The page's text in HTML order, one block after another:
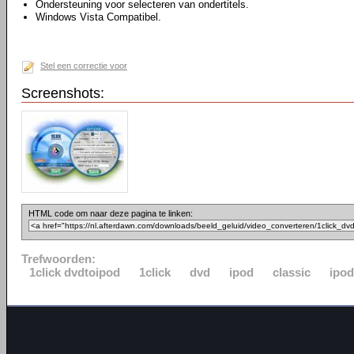
Ondersteuning voor selecteren van ondertitels.
Windows Vista Compatibel.
Stel een correctie voor
Screenshots:
HTML code om naar deze pagina te linken:
Trefwoorden:
1click dvdtoipod
1click dvd ipod classic